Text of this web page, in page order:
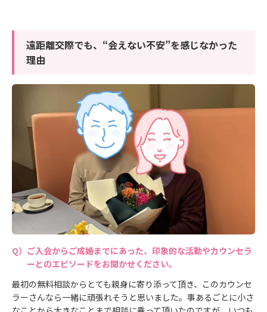
遠距離交際でも、“会えない不安”を感じなかった
理由
ご入会からご成婚までにあった、印象的な活動やカウンセラ
ーとのエピソードをお聞かせください。
最初の無料相談からとても親身に寄り添って頂き、このカウンセ
ラーさんなら一緒に頑張れそうと思いました。事あるごとに小さ